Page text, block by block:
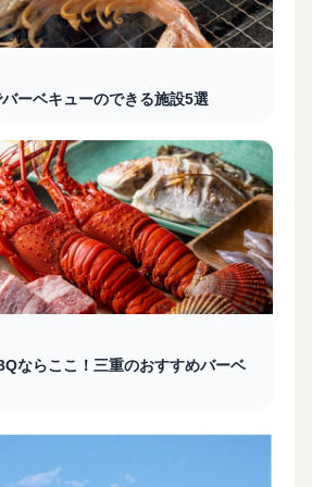
バーベキューのできる施設5選
ならここ！三重のおすすめバーベ